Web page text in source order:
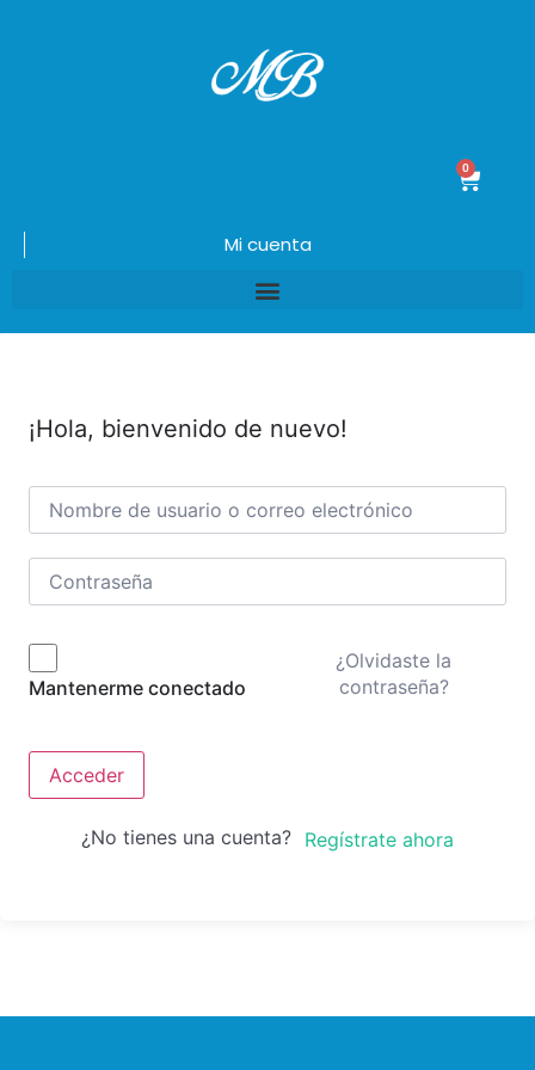
0
Mi cuenta
¡Hola, bienvenido de nuevo!
Mantenerme conectado
¿Olvidaste la
contraseña?
Acceder
¿No tienes una cuenta? Regístrate ahora